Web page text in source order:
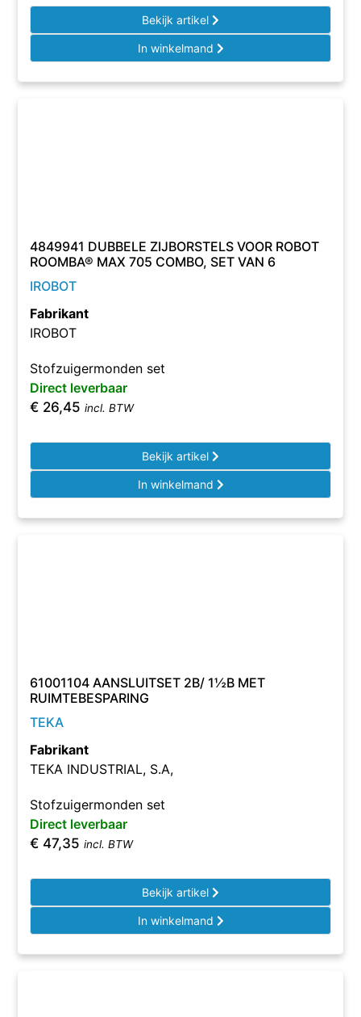
Bekijk artikel
In winkelmand
4849941 DUBBELE ZIJBORSTELS VOOR ROBOT
ROOMBA® MAX 705 COMBO, SET VAN 6
IROBOT
Fabrikant
IROBOT
Stofzuigermonden set
Direct leverbaar
€ 26,45 incl. BTW
Bekijk artikel
In winkelmand
61001104 AANSLUITSET 2B/ 1½B MET
RUIMTEBESPARING
TEKA
Fabrikant
TEKA INDUSTRIAL, S.A,
Stofzuigermonden set
Direct leverbaar
€ 47,35 incl. BTW
Bekijk artikel
In winkelmand